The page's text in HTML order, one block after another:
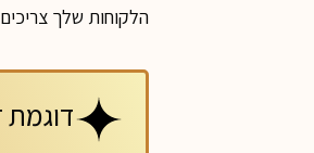
הלקוחות שלך
דוגמת